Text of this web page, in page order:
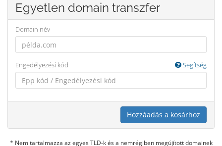
Egyetlen domain transzfer
Domain név
Engedélyezési kód Segítség
Hozzáadás a kosárhoz
* Nem tartalmazza az egyes TLD-k és a nemrégiben megújított domainek